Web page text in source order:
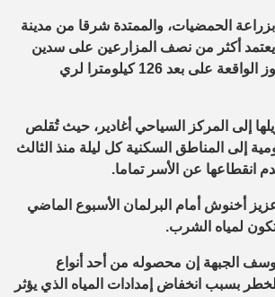
الحمضيات، والممتدة شرقا من مدينة
يعتمد أكثر من نصف المزارعين على سدين
في منطقة جبال أولوز الواقعة على بعد 126 كيلومترا لري
إلى المركز السياحي أغادير، حيث تُقلص
إلى المناطق السكنية كل ليلة منذ الثالث
انقطاعها عن الأسر تماما.
أخنوش أمام البرلمان الأسبوع الماضي
لمياه الشرب.
الجبهة إن محصوله من أحد أنواع
بسبب انخفاض إمدادات المياه الذي يؤثر